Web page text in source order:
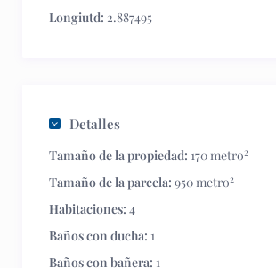
Longiutd: 2.887495
Detalles
Tamaño de la propiedad: 170 metro2
Tamaño de la parcela: 950 metro2
Habitaciones: 4
Baños con ducha: 1
Baños con bañera: 1